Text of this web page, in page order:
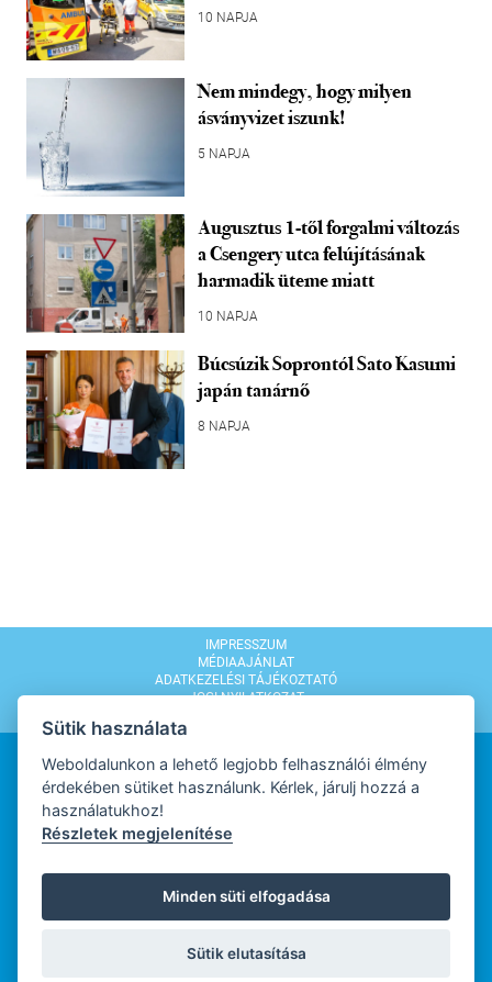
10 NAPJA
Nem mindegy, hogy milyen
ásványvizet iszunk!
5 NAPJA
Augusztus 1-től forgalmi változás
a Csengery utca felújításának
harmadik üteme miatt
10 NAPJA
Búcsúzik Soprontól Sato Kasumi
japán tanárnő
8 NAPJA
IMPRESSZUM
MÉDIAAJÁNLAT
ADATKEZELÉSI TÁJÉKOZTATÓ
JOGI NYILATKOZAT
WEBDESIGN
WEBFEJLESZTŐ
Sütik használata
Weboldalunkon a lehető legjobb felhasználói élmény
érdekében sütiket használunk. Kérlek, járulj hozzá a
használatukhoz!
Részletek megjelenítése
Minden süti elfogadása
Sütik elutasítása